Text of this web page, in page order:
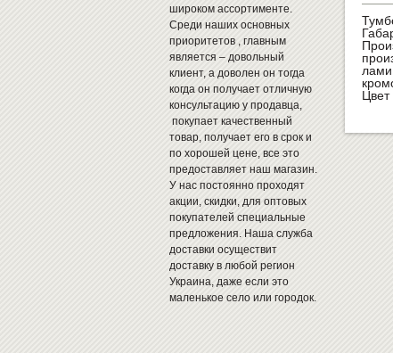
широком ассортименте.
Среди наших основных
приоритетов , главным
является – довольный
клиент, а доволен он тогда
когда он получает отличную
консультацию у продавца,
покупает качественный
товар, получает его в срок и
по хорошей цене, все это
предоставляет наш магазин.
У нас постоянно проходят
акции, скидки, для оптовых
покупателей специальные
предложения. Наша служба
доставки осуществит
доставку в любой регион
Украина, даже если это
маленькое село или городок.